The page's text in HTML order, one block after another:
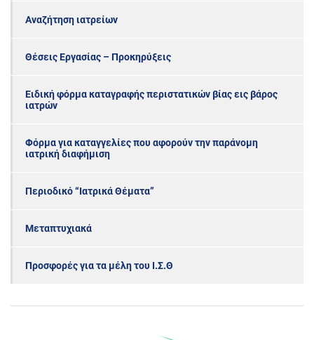
Αναζήτηση ιατρείων
Θέσεις Εργασίας – Προκηρύξεις
Ειδική φόρμα καταγραφής περιστατικών βίας εις βάρος
ιατρών
Φόρμα για καταγγελίες που αφορούν την παράνομη
ιατρική διαφήμιση
Περιοδικό “Ιατρικά Θέματα”
Μεταπτυχιακά
Προσφορές για τα μέλη του Ι.Σ.Θ